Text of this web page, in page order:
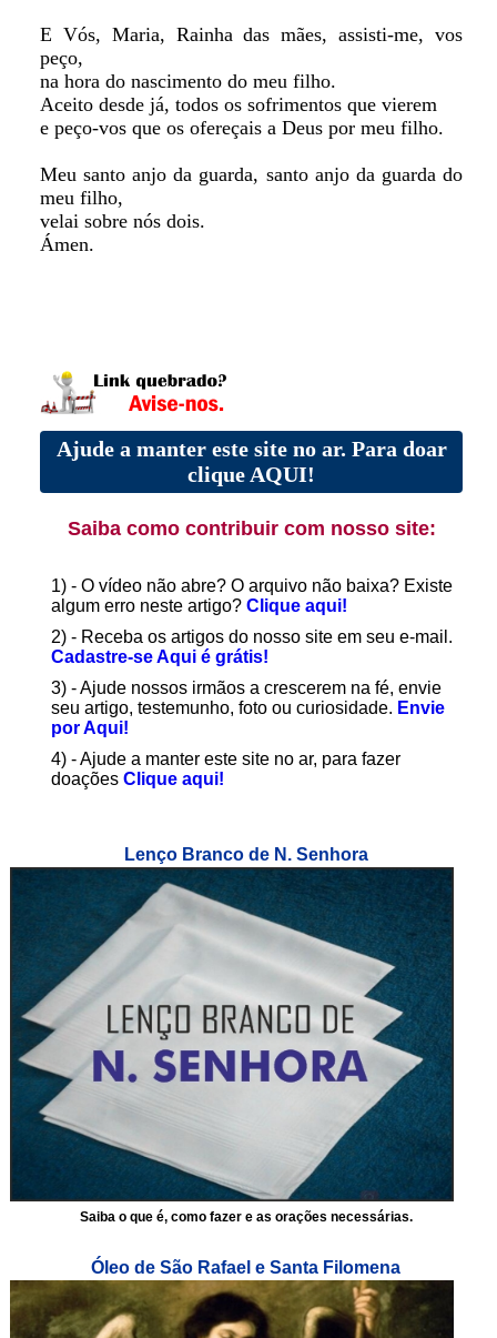
E Vós, Maria, Rainha das mães, assisti-me, vos
peço,
na hora do nascimento do meu filho.
Aceito desde já, todos os sofrimentos que vierem
e peço-vos que os ofereçais a Deus por meu filho.
Meu santo anjo da guarda, santo anjo da guarda do
meu filho,
velai sobre nós dois.
Ámen.
Ajude a manter este site no ar. Para doar
clique AQUI!
Saiba como contribuir com nosso site:
1) - O vídeo não abre? O arquivo não baixa? Existe
algum erro neste artigo? Clique aqui!
2) - Receba os artigos do nosso site em seu e-mail.
Cadastre-se Aqui é grátis!
3) - Ajude nossos irmãos a crescerem na fé, envie
seu artigo, testemunho, foto ou curiosidade. Envie
por Aqui!
4) - Ajude a manter este site no ar, para fazer
doações Clique aqui!
Lenço Branco de N. Senhora
Saiba o que é, como fazer e as orações necessárias.
Óleo de São Rafael e Santa Filomena